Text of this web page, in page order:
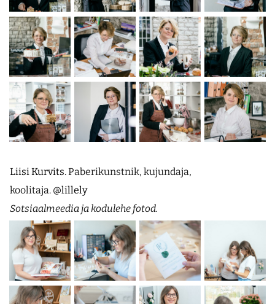
Liisi Kurvits.Paberikunstnik, kujundaja,
koolitaja. @lillely
Sotsiaalmeedia ja kodulehe fotod.